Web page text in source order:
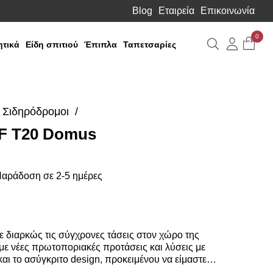
Blog Εταιρεία Επικοινωνία
Είδη σπιτιού Έπιπλα Ταπετσαρίες Αναζήτηση
0
Σιδηρόδρομοι
Τ20 Domus
σε 2-5 ημέρες
τις σύγχρονες τάσεις στον χώρο της
νέες πρωτοποριακές προτάσεις και λύσεις με
το ασύγκριτο design, προκειμένου να είμαστε